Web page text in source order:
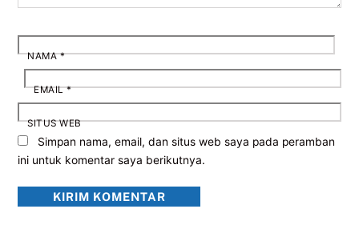
NAMA*
EMAIL*
SITUS WEB
Simpan nama, email, dan situs web saya pada peramban
ini untuk komentar saya berikutnya.